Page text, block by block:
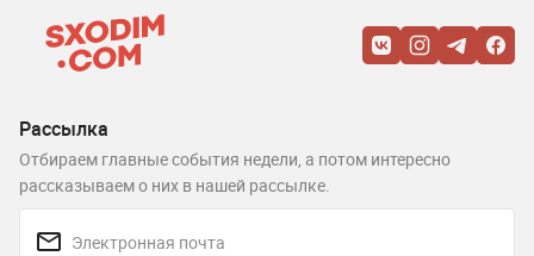
Рассылка
Отбираем главные события недели, а потом интересно
рассказываем о них в нашей рассылке.